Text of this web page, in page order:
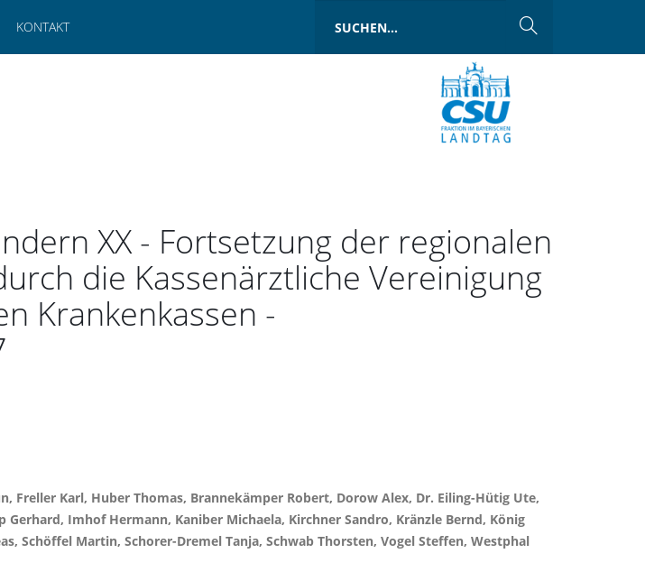
KONTAKT
XX - Fortsetzung der regionalen
die Kassenärztliche Vereinigung
Krankenkassen -
Freller Karl, Huber Thomas, Brannekämper Robert, Dorow Alex, Dr. Eiling-Hütig Ute,
Imhof Hermann, Kaniber Michaela, Kirchner Sandro, Kränzle Bernd, König
Schöffel Martin, Schorer-Dremel Tanja, Schwab Thorsten, Vogel Steffen, Westphal